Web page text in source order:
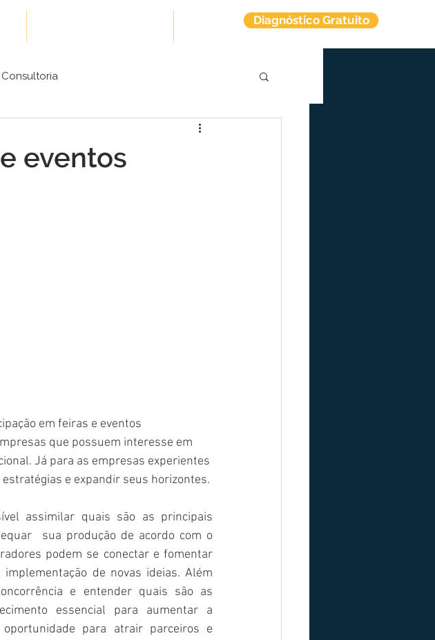
Diagnóstico Gratuito
Consultoria
eventos
em feiras e eventos
que possuem interesse em
Já para as empresas experientes
e expandir seus horizontes.
assimilar quais são as principais
sua produção de acordo com o
podem se conectar e fomentar
de novas ideias. Além
e entender quais são as
essencial para aumentar a
para atrair parceiros e